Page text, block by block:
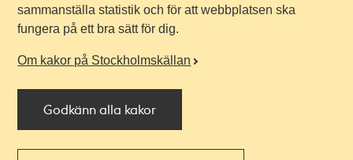
sammanställa statistik och för att webbplatsen ska
fungera på ett bra sätt för dig.
Om kakor på Stockholmskällan
Godkänn alla kakor